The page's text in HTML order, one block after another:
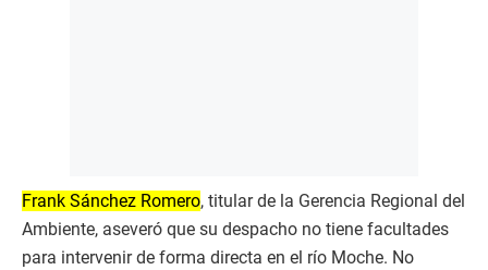
Frank Sánchez Romero, titular de la Gerencia Regional del
Ambiente, aseveró que su despacho no tiene facultades
para intervenir de forma directa en el río Moche. No